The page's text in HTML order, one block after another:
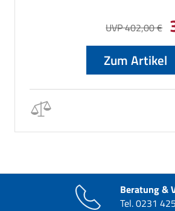
UVP 402,00 €
Zum Artikel
Beratung &
Tel.0231